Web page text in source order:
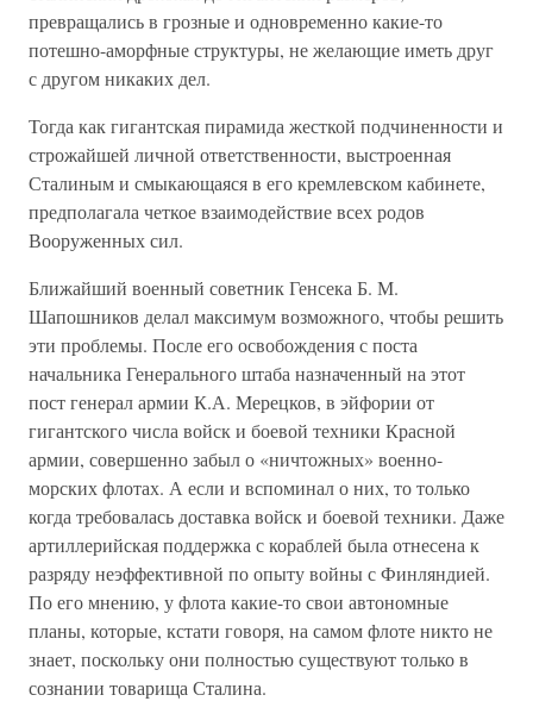
превращались в грозные и одновременно какие-то
потешно-аморфные структуры, не желающие иметь друг
с другом никаких дел.
Тогда как гигантская пирамида жесткой подчиненности и
строжайшей личной ответственности, выстроенная
Сталиным и смыкающаяся в его кремлевском кабинете,
предполагала четкое взаимодействие всех родов
Вооруженных сил.
Ближайший военный советник Генсека Б. М.
Шапошников делал максимум возможного, чтобы решить
эти проблемы. После его освобождения с поста
начальника Генерального штаба назначенный на этот
пост генерал армии К.А. Мерецков, в эйфории от
гигантского числа войск и боевой техники Красной
армии, совершенно забыл о «ничтожных» военно-
морских флотах. А если и вспоминал о них, то только
когда требовалась доставка войск и боевой техники. Даже
артиллерийская поддержка с кораблей была отнесена к
разряду неэффективной по опыту войны с Финляндией.
По его мнению, у флота какие-то свои автономные
планы, которые, кстати говоря, на самом флоте никто не
знает, поскольку они полностью существуют только в
сознании товарища Сталина.